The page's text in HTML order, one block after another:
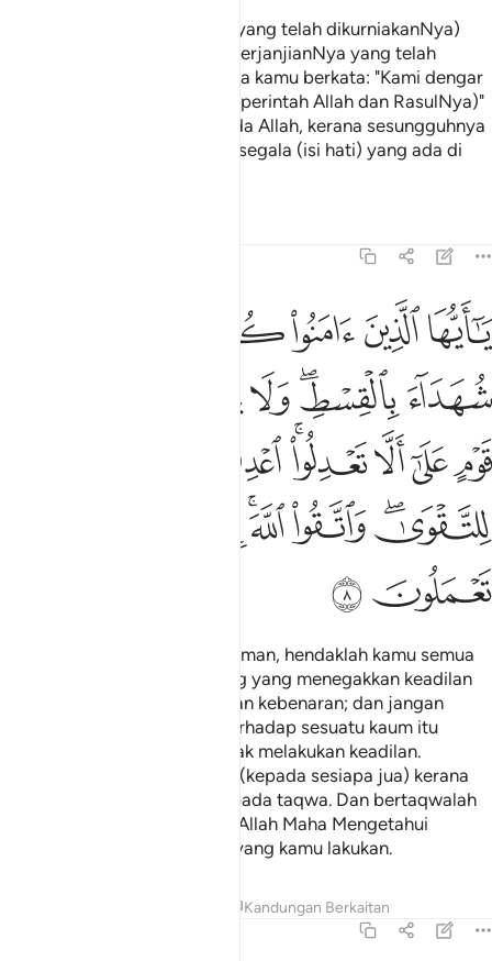
Dan kenanglah nikmat Allah (yang telah dikurniakanNya)
kepada kamu serta ingatlah perjanjianNya yang telah
diikatNya dengan kamu, ketika kamu berkata: "Kami dengar
dan kami taat (akan perintah-perintah Allah dan RasulNya)"
Dan bertaqwalah kamu kepada Allah, kerana sesungguhnya
Allah Maha Mengetahui akan segala (isi hati) yang ada di
يا ايها الذين امنوا كونوا قوامين لله شهداء بالقسط ولا يجرمنكم شنان
يَـٰٓأَيُّهَا ٱلَّذِينَ ءَامَنُوا۟ كُونُوا۟ قَوَّٰمِينَ لِلَّهِ شُهَدَآءَ بِٱلْقِسْطِ ۖ وَلَا
ﲘﲙﲚﲛ
ﲞﲟﲠﲡﲢ
ﲤﲥﲦﲧﲨﲩ
ﲬﲭﲮﲯﲰﲱ
ﲵﲶ
Wahai orang-orang yang beriman, hendaklah kamu semua
sentiasa menjadi orang-orang yang menegakkan keadilan
kerana Allah, lagi menerangkan kebenaran; dan jangan
sekali-kali kebencian kamu terhadap sesuatu kaum itu
mendorong kamu kepada tidak melakukan keadilan.
Hendaklah kamu berlaku adil (kepada sesiapa jua) kerana
sikap adil itu lebih hampir kepada taqwa. Dan bertaqwalah
kepada Allah, sesungguhnya Allah Maha Mengetahui
dengan mendalam akan apa yang kamu lakukan.
Kandungan Berkaitan